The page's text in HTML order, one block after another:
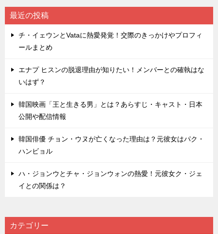
シ
ョ
最近の投稿
チ・イェウンとVataに熱愛発覚！交際のきっかけやプロフィ
ールまとめ
エナプ ヒスンの脱退理由が知りたい！メンバーとの確執はな
いはず？
韓国映画「王と生きる男」とは？あらすじ・キャスト・日本
公開や配信情報
韓国俳優 チョン・ウヌが亡くなった理由は？元彼女はパク・
ハンビョル
ハ・ジョンウとチャ・ジョンウォンの熱愛！元彼女ク・ジェ
イとの関係は？
カテゴリー